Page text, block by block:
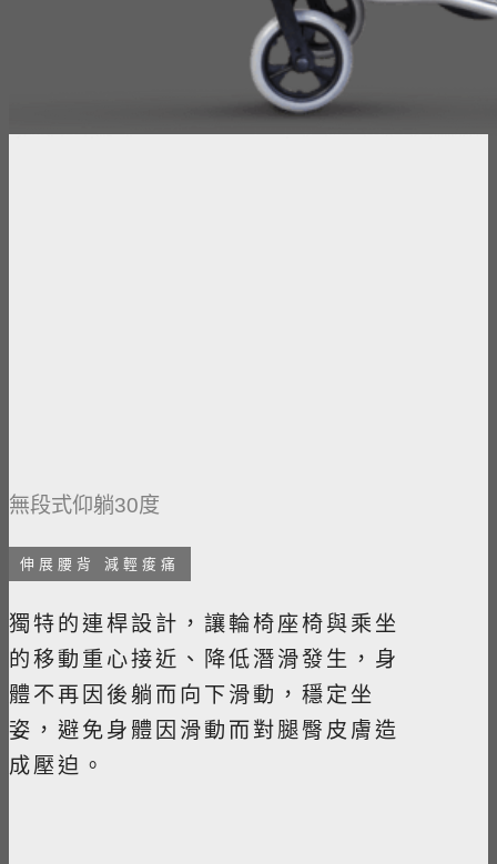
無段式仰躺30度 ​
伸展腰背 減輕痠痛
獨特的連桿設計，讓輪椅座椅與乘坐
的移動重心接近、降低潛滑發生，​身
體不再因後躺而向下滑動，穩定坐
姿，避免身體因滑動而對腿臀皮膚造
成壓迫。 ​